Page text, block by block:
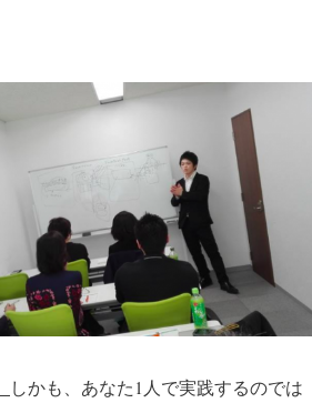
しかも、あなた1人で実践するのでは